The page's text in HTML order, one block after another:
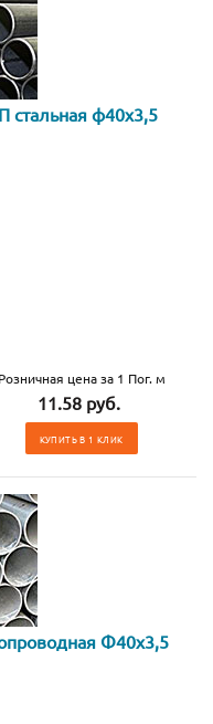
стальная ф40х3,5
Розничная цена за 1 Пог. м
11.58 руб.
КУПИТЬ В 1 КЛИК
Ф40х3,5